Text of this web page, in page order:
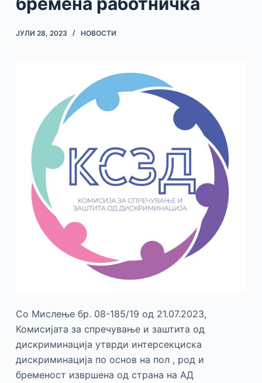
ЈУЛИ 28, 2023 НОВОСТИ
Со Мислење бр. 08-185/19 од 21.07.2023,
Комисијата за спречување и заштита од
дискриминација утврди интерсекциска
дискриминација по основ на пол , род и
бременост извршена од страна на АД